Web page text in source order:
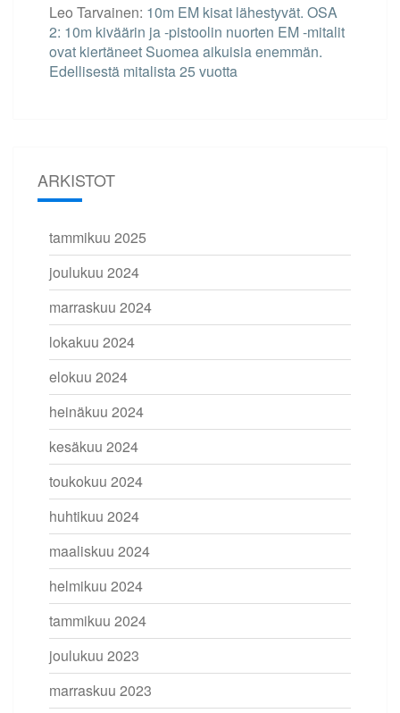
Leo Tarvainen: 10m EM kisat lähestyvät. OSA
2: 10m kiväärin ja -pistoolin nuorten EM -mitalit
ovat kiertäneet Suomea aikuisia enemmän.
Edellisestä mitalista 25 vuotta
ARKISTOT
tammikuu 2025
joulukuu 2024
marraskuu 2024
lokakuu 2024
elokuu 2024
heinäkuu 2024
kesäkuu 2024
toukokuu 2024
huhtikuu 2024
maaliskuu 2024
helmikuu 2024
tammikuu 2024
joulukuu 2023
marraskuu 2023